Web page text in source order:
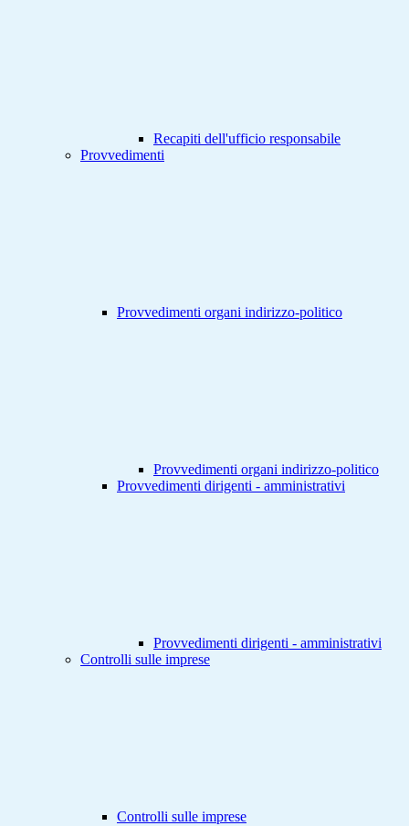
Recapiti dell'ufficio responsabile
Provvedimenti
Provvedimenti organi indirizzo-politico
Provvedimenti organi indirizzo-politico
Provvedimenti dirigenti - amministrativi
Provvedimenti dirigenti - amministrativi
Controlli sulle imprese
Controlli sulle imprese